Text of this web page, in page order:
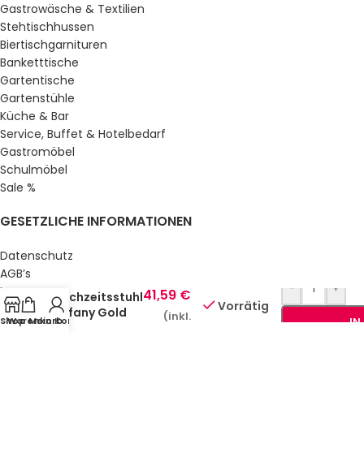
Gastrowäsche & Textilien
Stehtischhussen
Biertischgarnituren
Banketttische
Gartentische
Gartenstühle
Küche & Bar
Service, Buffet & Hotelbedarf
Gastromöbel
Schulmöbel
Sale %
GESETZLICHE INFORMATIONEN
Datenschutz
AGB’s
Impressum
Sitemap
Über uns
Shop
Warenkorb
Mein Konto
Hochzeitsstuhl
Tiffany Gold
41,59 €
(inkl.
Vorrätig
- +
IN